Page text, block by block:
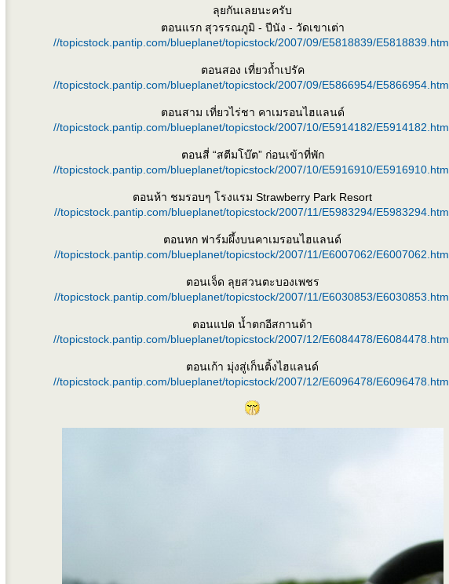
ลุยกันเลยนะครับ
ตอนแรก สุวรรณภูมิ - ปีนัง - วัดเขาเต่า
//topicstock.pantip.com/blueplanet/topicstock/2007/09/E5818839/
ตอนสอง เที่ยวถ้ำเปรัค
//topicstock.pantip.com/blueplanet/topicstock/2007/09/E5866954/
ตอนสาม เที่ยวไร่ชา คาเมรอนไฮแลนด์
//topicstock.pantip.com/blueplanet/topicstock/2007/10/E5914182/
ตอนสี่ “สตีมโบ๊ต” ก่อนเข้าที่พัก
//topicstock.pantip.com/blueplanet/topicstock/2007/10/E5916910/
ตอนห้า ชมรอบๆ โรงแรม Strawberry Park Resort
//topicstock.pantip.com/blueplanet/topicstock/2007/11/E5983294/
ตอนหก ฟาร์มผึ้งบนคาเมรอนไฮแลนด์
//topicstock.pantip.com/blueplanet/topicstock/2007/11/E6007062/
ตอนเจ็ด ลุยสวนตะบองเพชร
//topicstock.pantip.com/blueplanet/topicstock/2007/11/E6030853/
ตอนแปด น้ำตกอีสกานด้า
//topicstock.pantip.com/blueplanet/topicstock/2007/12/E6084478/
ตอนเก้า มุ่งสู่เก็นติ้งไฮแลนด์
//topicstock.pantip.com/blueplanet/topicstock/2007/12/E6096478/